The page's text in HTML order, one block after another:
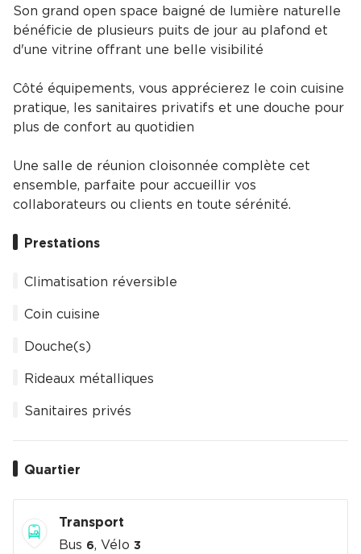
Son grand open space baigné de lumière naturelle
bénéficie de plusieurs puits de jour au plafond et
d'une vitrine offrant une belle visibilité
Côté équipements, vous apprécierez le coin cuisine
pratique, les sanitaires privatifs et une douche pour
plus de confort au quotidien
Une salle de réunion cloisonnée complète cet
ensemble, parfaite pour accueillir vos
collaborateurs ou clients en toute sérénité.
Prestations
Climatisation réversible
Coin cuisine
Douche(s)
Rideaux métalliques
Sanitaires privés
Quartier
Transport
Bus 6, Vélo 3